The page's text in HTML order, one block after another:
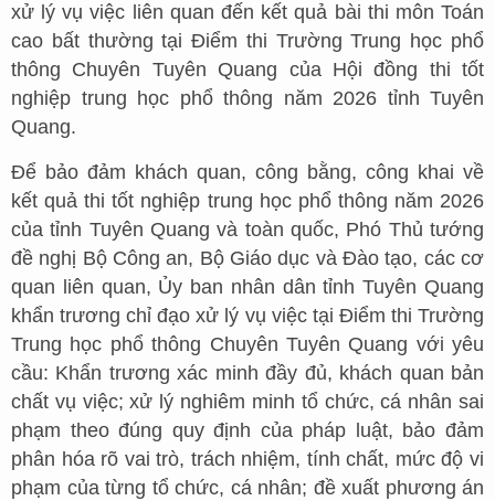
xử lý vụ việc liên quan đến kết quả bài thi môn Toán
cao bất thường tại Điểm thi Trường Trung học phổ
thông Chuyên Tuyên Quang của Hội đồng thi tốt
nghiệp trung học phổ thông năm 2026 tỉnh Tuyên
Quang.
Để bảo đảm khách quan, công bằng, công khai về
kết quả thi tốt nghiệp trung học phổ thông năm 2026
của tỉnh Tuyên Quang và toàn quốc, Phó Thủ tướng
đề nghị Bộ Công an, Bộ Giáo dục và Đào tạo, các cơ
quan liên quan, Ủy ban nhân dân tỉnh Tuyên Quang
khẩn trương chỉ đạo xử lý vụ việc tại Điểm thi Trường
Trung học phổ thông Chuyên Tuyên Quang với yêu
cầu: Khẩn trương xác minh đầy đủ, khách quan bản
chất vụ việc; xử lý nghiêm minh tổ chức, cá nhân sai
phạm theo đúng quy định của pháp luật, bảo đảm
phân hóa rõ vai trò, trách nhiệm, tính chất, mức độ vi
phạm của từng tổ chức, cá nhân; đề xuất phương án